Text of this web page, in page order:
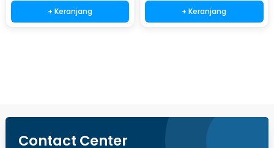
+ Keranjang + Keranjang
Contact Center